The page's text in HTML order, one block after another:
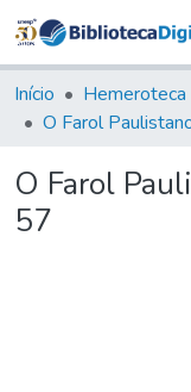
Início Hemeroteca
O Farol
O Farol
57